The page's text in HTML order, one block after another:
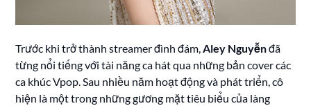
Trước khi trở thành streamer đình đám,Aley Nguyễnđã
từng nổi tiếng với tài năng ca hát qua những bản cover các
ca khúc Vpop. Sau nhiều năm hoạt động và phát triển, cô
hiện là một trong những gương mặt tiêu biểu của làng